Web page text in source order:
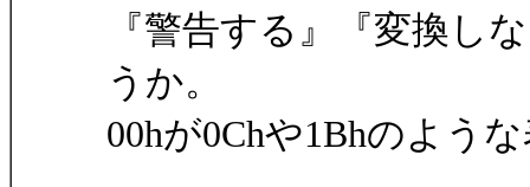
『警告する』『変換し
うか。
00hが0Chや1Bhのよう